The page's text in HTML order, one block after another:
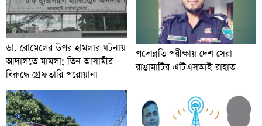
ডা. রোমেলের উপর হামলার ঘটনায়
আদালতে মামলা; তিন আসামীর
বিরুদ্ধে গ্রেফতারি পরোয়ানা
পদোন্নতি পরীক্ষায় দেশ সেরা
রাঙামাটির এটিএসআই রাহাত